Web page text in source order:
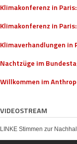
Klimakonferenz in
Klimakonferenz in
Klimaverhandlungen in
Nachtzüge im
Willkommen im
VIDEOSTREAM
LINKE Stimmen zur